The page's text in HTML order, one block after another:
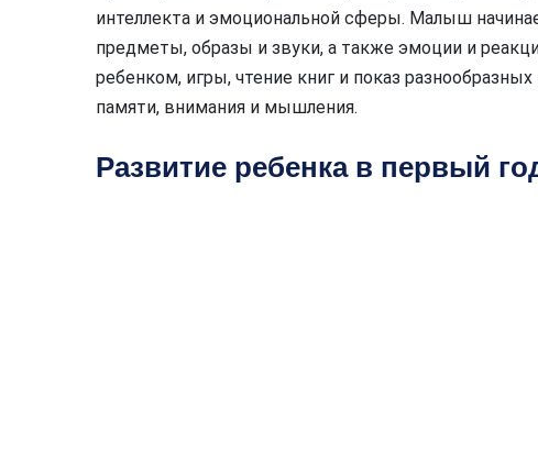
интеллекта и эмоциональной сферы. Малыш
предметы, образы и звуки, а также эмоции и
ребенком, игры, чтение книг и показ
памяти, внимания и мышления.
Развитие ребенка в первый